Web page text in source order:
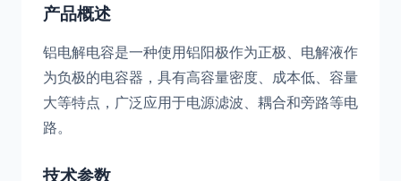
产品概述
铝电解电容是一种使用铝阳极作为正极、电解液作
为负极的电容器，具有高容量密度、成本低、容量
大等特点，广泛应用于电源滤波、耦合和旁路等电
路。
技术参数